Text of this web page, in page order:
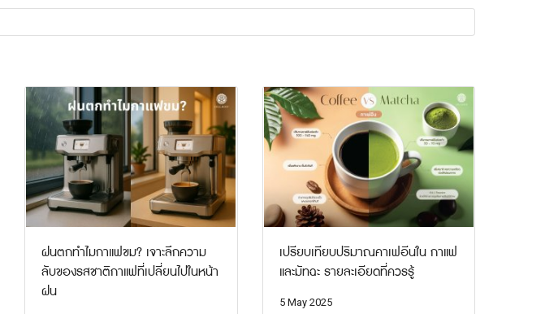
ฝนตกทำไมกาแฟขม? เจาะลึกความ
ลับของรสชาติกาแฟที่เปลี่ยนไปในหน้า
ฝน
เปรียบเทียบปริมาณคาเฟอีนใน กาแฟ
และมัทฉะ รายละเอียดที่ควรรู้
5 May 2025